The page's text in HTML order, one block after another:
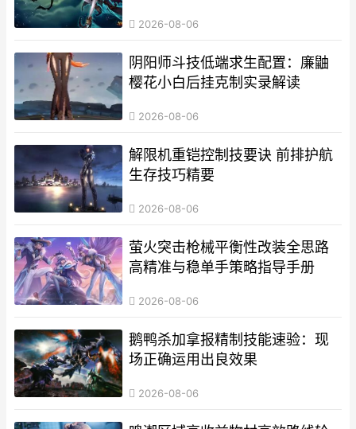
2026-08-06
阴阳师斗技低端求生配置：廉鼬
樱花小白后挂克制实录解读
2026-08-06
解限机重铠控制技要诀 前排护航
生存技巧精要
2026-08-06
萤火突击枪械平衡性改装全思路
高精准与稳单手策略指导手册
2026-08-06
鹅鸭杀加拿报精制技能速验：现
场正确运用出良效果
2026-08-06